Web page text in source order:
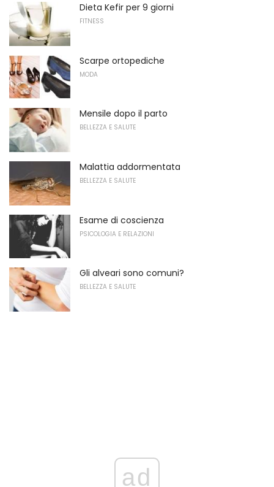
Dieta Kefir per 9 giorni
FITNESS
Scarpe ortopediche
MODA
Mensile dopo il parto
BELLEZZA E SALUTE
Malattia addormentata
BELLEZZA E SALUTE
Esame di coscienza
PSICOLOGIA E RELAZIONI
Gli alveari sono comuni?
BELLEZZA E SALUTE
ad